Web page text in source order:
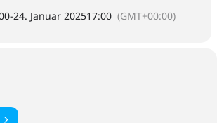
-24. Januar 202517:00 (GMT+00:00)